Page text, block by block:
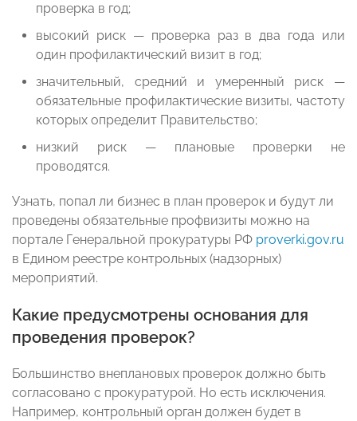
проверка в год;
высокий риск — проверка раз в два года или
один профилактический визит в год;
значительный, средний и умеренный риск —
обязательные профилактические визиты, частоту
которых определит Правительство;
низкий риск — плановые проверки не
проводятся.
Узнать, попал ли бизнес в план проверок и будут ли
проведены обязательные профвизиты можно на
портале Генеральной прокуратуры РФ proverki.gov.ru
в Едином реестре контрольных (надзорных)
мероприятий.
Какие предусмотрены основания для
проведения проверок?
Большинство внеплановых проверок должно быть
согласовано с прокуратурой. Но есть исключения.
Например, контрольный орган должен будет в